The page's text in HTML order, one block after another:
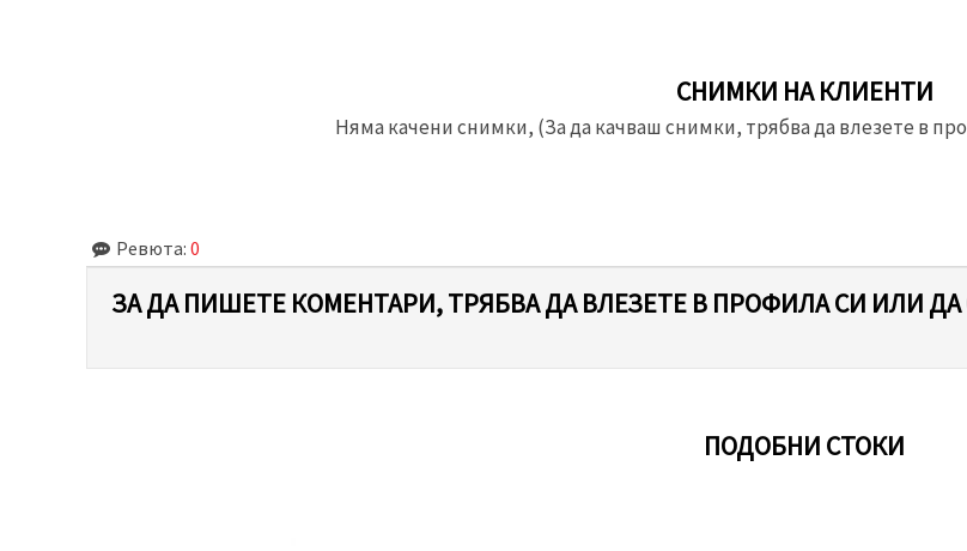
СНИМКИ НА КЛИЕНТИ
Няма качени снимки, (За да качваш снимки, трябва да влезете в
Ревюта: 0
ЗА ДА ПИШЕТЕ КОМЕНТАРИ, ТРЯБВА ДА ВЛЕЗЕТЕ В ПРОФИЛА СИ ИЛИ ДА
ПОДОБНИ СТОКИ